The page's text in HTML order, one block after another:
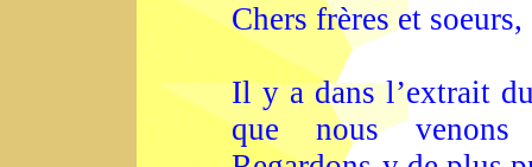
Chers frères et soeurs,
Il y a dans l’extrait
que nous venons